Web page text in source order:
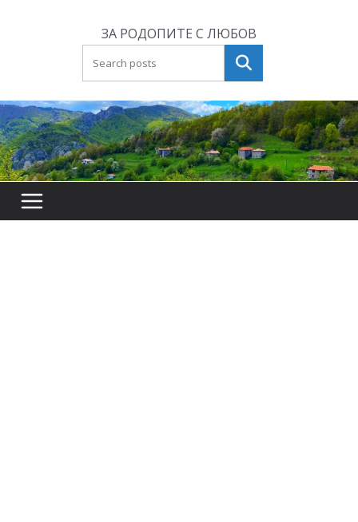
ЗА РОДОПИТЕ С ЛЮБОВ
Търсене